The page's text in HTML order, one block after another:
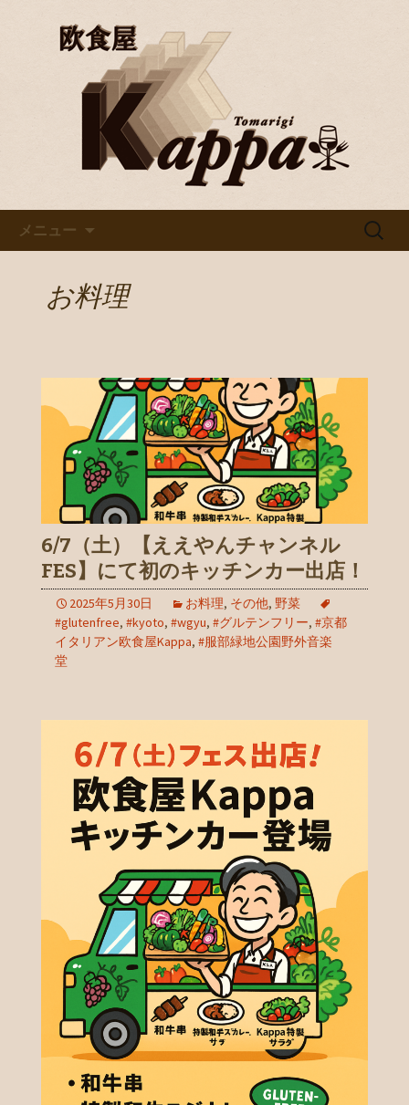
京都・烏丸のイタリアンバル
「欧食屋Kappa」
楽しむならバル「欧食屋Kappa」。野
菜ソムリエの資格を持つオーナーの作
るイタリアンは絶品。ワインブッフェ
などもありカウンターで１人飲みもグ
ループでのご利用も歓迎です。
メニュー
検
お料理
6/7（土）【ええやんチャンネル
FES】にて初のキッチンカー出店！
2025年5月30日 お料理, その他, 野菜
#glutenfree, #kyoto, #wgyu, #グルテンフリー, #京都
イタリアン欧食屋Kappa, #服部緑地公園野外音楽
堂